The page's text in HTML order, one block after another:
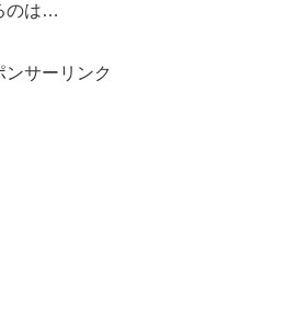
のは…
ンサーリンク